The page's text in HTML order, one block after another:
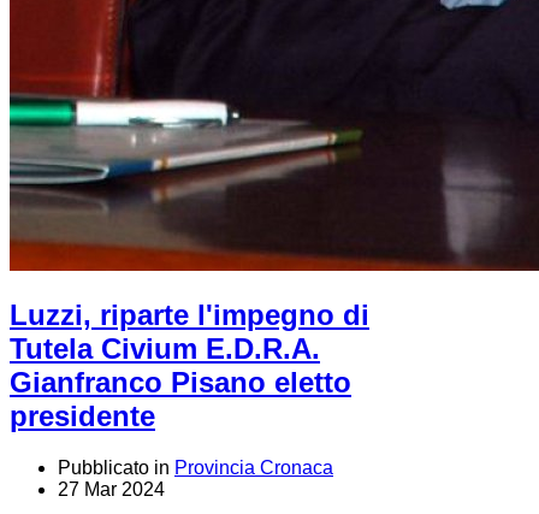
Luzzi, riparte l'impegno di
Tutela Civium E.D.R.A.
Gianfranco Pisano eletto
presidente
Pubblicato in Provincia Cronaca
27 Mar 2024